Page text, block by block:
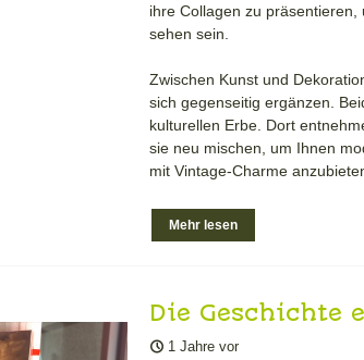
ihre Collagen zu
sehen sein.
Zwischen Kunst und
sich gegenseitig ergänzen.
kulturellen Erbe. Dort
sie neu mischen, um Ihnen
mit Vintage-Charme
Mehr lesen
Die Geschichte
Display zum
1 Jahre vor